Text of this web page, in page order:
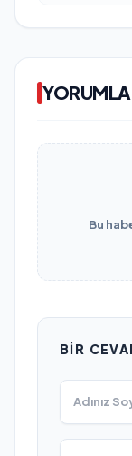
Bu
BIR